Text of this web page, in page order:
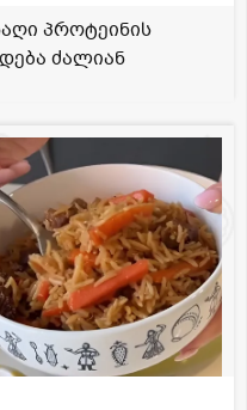
პროტეინის
ძალიან